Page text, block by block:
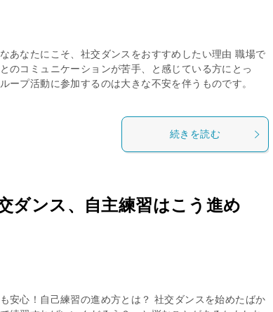
あなたにこそ、社交ダンスをおすすめしたい理由 職場で
のコミュニケーションが苦手、と感じている方にとっ
ープ活動に参加するのは大きな不安を伴うものです。
続きを読む
ダンス、自主練習はこう進め
安心！自己練習の進め方とは？ 社交ダンスを始めたばか